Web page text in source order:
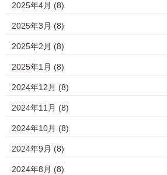
2025年4月 (8)
2025年3月 (8)
2025年2月 (8)
2025年1月 (8)
2024年12月 (8)
2024年11月 (8)
2024年10月 (8)
2024年9月 (8)
2024年8月 (8)